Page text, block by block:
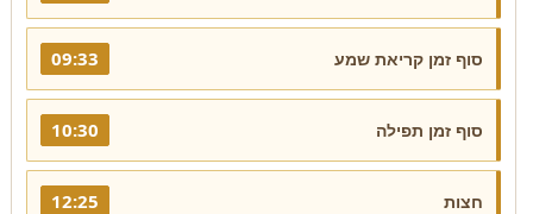
סוף זמן קריאת שמע 09:33
סוף זמן תפילה 10:30
חצות 12:25